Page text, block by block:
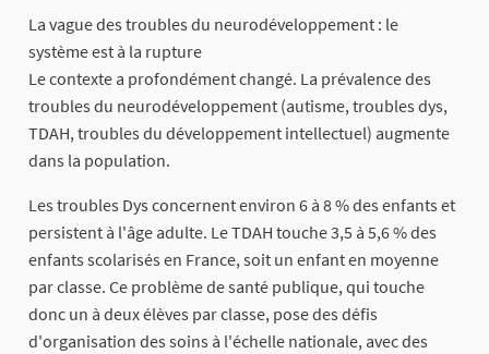
La vague des troubles du neurodéveloppement : le
système est à la rupture
Le contexte a profondément changé. La prévalence des
troubles du neurodéveloppement (autisme, troubles dys,
TDAH, troubles du développement intellectuel) augmente
dans la population.
Les troubles Dys concernent environ 6 à 8 % des enfants et
persistent à l'âge adulte. Le TDAH touche 3,5 à 5,6 % des
enfants scolarisés en France, soit un enfant en moyenne
par classe. Ce problème de santé publique, qui touche
donc un à deux élèves par classe, pose des défis
d'organisation des soins à l'échelle nationale, avec des